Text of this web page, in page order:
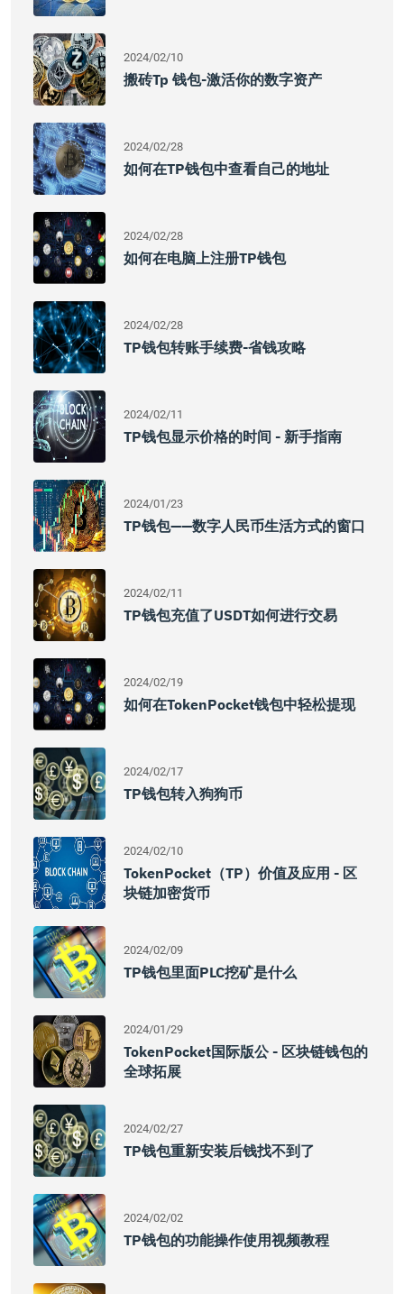
2024/02/10
搬砖tp 钱包-激活你的数字资产
2024/02/28
如何在TP钱包中查看自己的地址
2024/02/28
如何在电脑上注册TP钱包
2024/02/28
TP钱包转账手续费-省钱攻略
2024/02/11
TP钱包显示价格的时间 - 新手指南
2024/01/23
TP钱包——数字人民币生活方式的窗口
2024/02/11
TP钱包充值了USDT如何进行交易
2024/02/19
如何在TokenPocket钱包中轻松提现
2024/02/17
TP钱包转入狗狗币
2024/02/10
TokenPocket（TP）价值及应用 - 区
块链加密货币
2024/02/09
TP钱包里面PLC挖矿是什么
2024/01/29
TokenPocket国际版公 - 区块链钱包的
全球拓展
2024/02/27
TP钱包重新安装后钱找不到了
2024/02/02
TP钱包的功能操作使用视频教程